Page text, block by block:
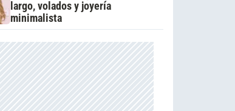
largo, volados y joyería
minimalista